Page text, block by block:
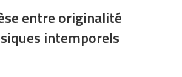
entre originalité
intemporels